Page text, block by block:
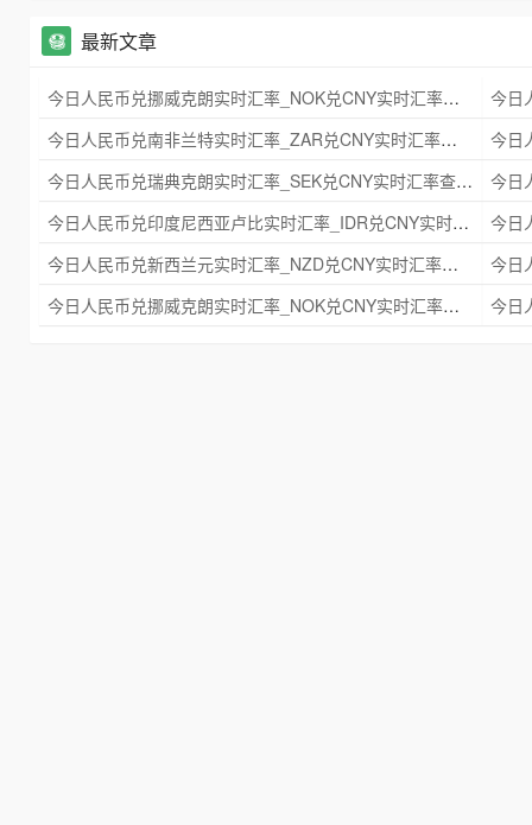
最新文章
今日人民币兑挪威克朗实时汇率_NOK兑CNY实时汇率查询 2025年09月21日
今日人民币兑南非兰特实时汇率_ZAR兑CNY实时汇率查询 2025年09月21日
今日人民币兑瑞典克朗实时汇率_SEK兑CNY实时汇率查询 2025年09月21日
今日人民币兑印度尼西亚卢比实时汇率_IDR兑CNY实时汇率查询 2025年09月21日
今日人民币兑新西兰元实时汇率_NZD兑CNY实时汇率查询 2025年09月21日
今日人民币兑挪威克朗实时汇率_NOK兑CNY实时汇率查询 2025年09月21日